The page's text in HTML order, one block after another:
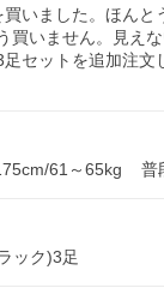
いました。ほん
買いません。見え
セットを追加注
61～65kg
普
ック)3足